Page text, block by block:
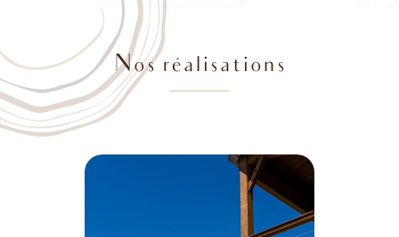
Nos réalisations